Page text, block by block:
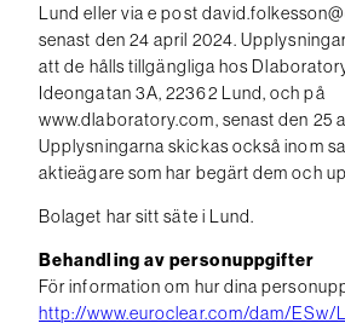
Lund eller via e post
senast den 24 april 2024.
att de hålls tillgängliga hos
Ideongatan 3A, 22362 Lund, och på
www.dlaboratory.com, senast den 25
Upplysningarna skickas också inom
aktieägare som har begärt dem och
Bolaget har sitt säte i Lund.
Behandling av personuppgifter
För information om hur dina
http://www.euroclear.com/dam/ESw/